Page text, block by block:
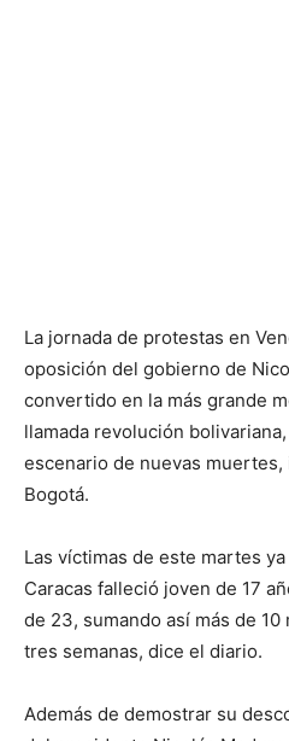
La jornada de protestas en
oposición del gobierno de
convertido en la más grande
llamada revolución
escenario de nuevas muertes,
Bogotá.
Las víctimas de este martes
Caracas falleció joven de 17
de 23, sumando así más de
tres semanas, dice el diario.
Además de demostrar su